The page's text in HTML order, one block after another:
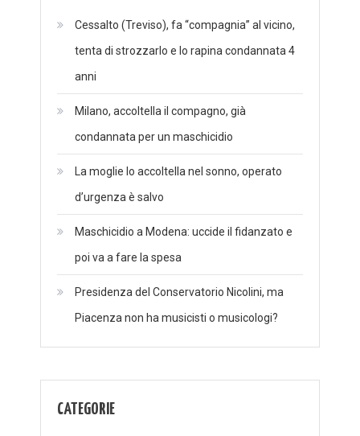
Cessalto (Treviso), fa “compagnia” al vicino,
tenta di strozzarlo e lo rapina condannata 4
anni
Milano, accoltella il compagno, già
condannata per un maschicidio
La moglie lo accoltella nel sonno, operato
d’urgenza è salvo
Maschicidio a Modena: uccide il fidanzato e
poi va a fare la spesa
Presidenza del Conservatorio Nicolini, ma
Piacenza non ha musicisti o musicologi?
CATEGORIE